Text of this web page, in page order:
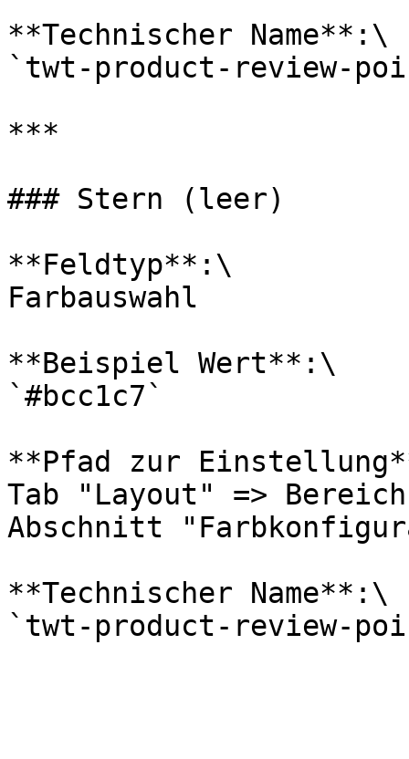
**Technischer Name**:\
`twt-product-review-
***
### Stern (leer)
**Feldtyp**:\
Farbauswahl
**Beispiel Wert**:\
`#bcc1c7`
**Pfad zur
Tab "Layout" =>
Abschnitt
**Technischer Name**:\